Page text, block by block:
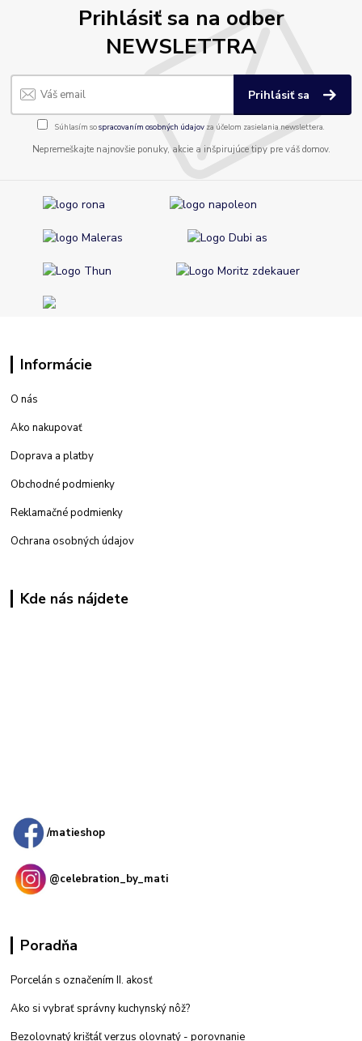
Prihlásiť sa na odber
NEWSLETTRA
Prihlásiť sa
Súhlasím sospracovaním osobných údajov za účelom zasielania newslettera.
Nepremeškajte najnovšie ponuky, akcie a inšpirujúce tipy pre váš domov.
Informácie
O nás
Ako nakupovať
Doprava a platby
Obchodné podmienky
Reklamačné podmienky
Ochrana osobných údajov
Kde nás nájdete
/matieshop
@celebration_by_mati
Poradňa
Porcelán s označením II. akosť
Ako si vybrať správny kuchynský nôž?
Bezolovnatý krištáľ verzus olovnatý - porovnanie